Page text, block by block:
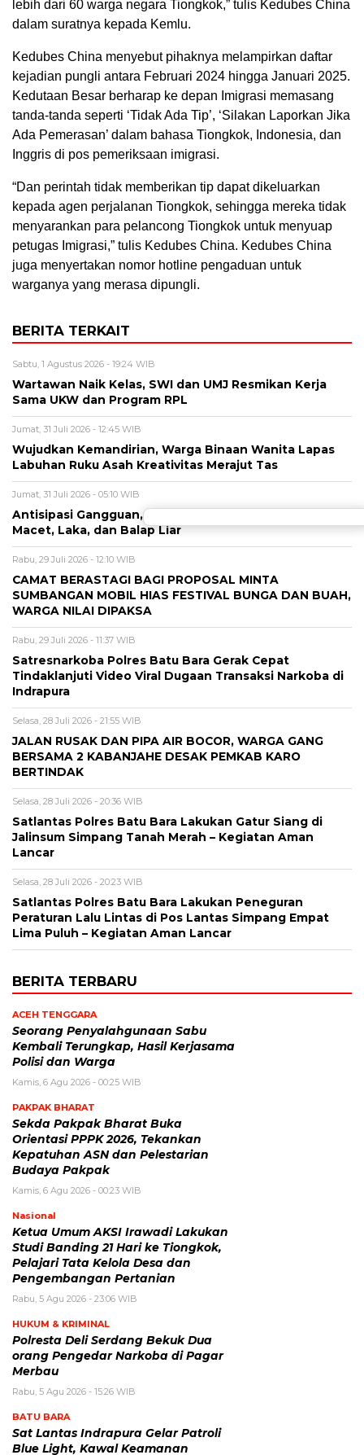
lebih dari 60 warga negara Tiongkok,” tulis Kedubes China
dalam suratnya kepada Kemlu.
Kedubes China menyebut pihaknya melampirkan daftar
kejadian pungli antara Februari 2024 hingga Januari 2025.
Kedutaan Besar berharap ke depan Imigrasi memasang
tanda-tanda seperti ‘Tidak Ada Tip’, ‘Silakan Laporkan Jika
Ada Pemerasan’ dalam bahasa Tiongkok, Indonesia, dan
Inggris di pos pemeriksaan imigrasi.
“Dan perintah tidak memberikan tip dapat dikeluarkan
kepada agen perjalanan Tiongkok, sehingga mereka tidak
menyarankan para pelancong Tiongkok untuk menyuap
petugas Imigrasi,” tulis Kedubes China. Kedubes China
juga menyertakan nomor hotline pengaduan untuk
warganya yang merasa dipungli.
BERITA TERKAIT
Sabtu, 1 Agustus 2026 - 19:24 WIB
Wartawan Naik Kelas, SWI dan UMJ Resmikan Kerja
Sama UKW dan Program RPL
Jumat, 31 Juli 2026 - 12:45 WIB
Wujudkan Kemandirian, Warga Binaan Wanita Lapas
Labuhan Ruku Asah Kreativitas Merajut Tas
Jumat, 31 Juli 2026 - 05:10 WIB
Antisipasi Gangguan, Satlantas Kawal Titik Rawan
Macet, Laka, dan Balap Liar
Rabu, 29 Juli 2026 - 12:10 WIB
CAMAT BERASTAGI BAGI PROPOSAL MINTA
SUMBANGAN MOBIL HIAS FESTIVAL BUNGA DAN BUAH,
WARGA NILAI DIPAKSA
Rabu, 29 Juli 2026 - 11:37 WIB
Satresnarkoba Polres Batu Bara Gerak Cepat
Tindaklanjuti Video Viral Dugaan Transaksi Narkoba di
Indrapura
Selasa, 28 Juli 2026 - 21:55 WIB
JALAN RUSAK DAN PIPA AIR BOCOR, WARGA GANG
BERSAMA 2 KABANJAHE DESAK PEMKAB KARO
BERTINDAK
Selasa, 28 Juli 2026 - 20:36 WIB
Satlantas Polres Batu Bara Lakukan Gatur Siang di
Jalinsum Simpang Tanah Merah – Kegiatan Aman
Lancar
Selasa, 28 Juli 2026 - 20:23 WIB
Satlantas Polres Batu Bara Lakukan Peneguran
Peraturan Lalu Lintas di Pos Lantas Simpang Empat
Lima Puluh – Kegiatan Aman Lancar
BERITA TERBARU
ACEH TENGGARA
Seorang Penyalahgunaan Sabu
Kembali Terungkap, Hasil Kerjasama
Polisi dan Warga
Kamis, 6 Agu 2026 - 00:25 WIB
PAKPAK BHARAT
Sekda Pakpak Bharat Buka
Orientasi PPPK 2026, Tekankan
Kepatuhan ASN dan Pelestarian
Budaya Pakpak
Kamis, 6 Agu 2026 - 00:23 WIB
Nasional
Ketua Umum AKSI Irawadi Lakukan
Studi Banding 21 Hari ke Tiongkok,
Pelajari Tata Kelola Desa dan
Pengembangan Pertanian
Rabu, 5 Agu 2026 - 23:06 WIB
HUKUM & KRIMINAL
Polresta Deli Serdang Bekuk Dua
orang Pengedar Narkoba di Pagar
Merbau
Rabu, 5 Agu 2026 - 15:26 WIB
BATU BARA
Sat Lantas Indrapura Gelar Patroli
Blue Light, Kawal Keamanan